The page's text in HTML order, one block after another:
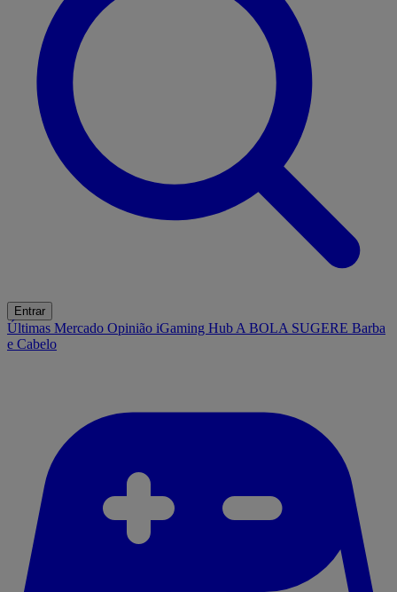
Entrar
Últimas Mercado Opinião iGaming Hub A BOLA SUGERE Barba
e Cabelo